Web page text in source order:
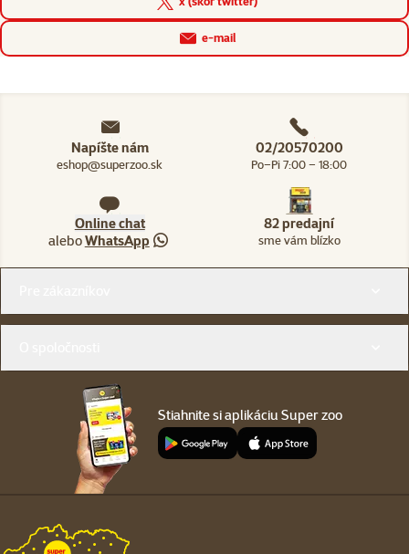
e-mail
Napíšte nám
eshop@superzoo.sk
02/20570200
Po–Pi 7:00 – 18:00
Online chat
aleboWhatsApp
82 predajní
sme vám blízko
Stiahnite si aplikáciu Super zoo